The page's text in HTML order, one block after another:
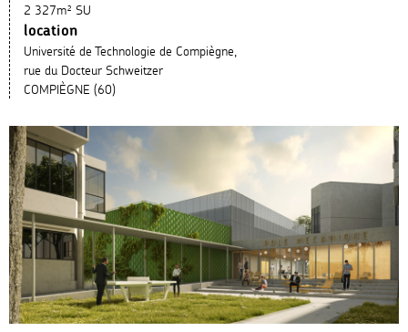
2 327m² SU
location
Université de Technologie de Compiègne,
rue du Docteur Schweitzer
COMPIÈGNE (60)